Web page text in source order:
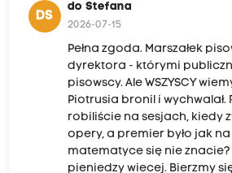
DS
do Stefana
2026-07-15
Pełna zgoda. Marszałek
dyrektora - którymi
pisowscy. Ale WSZYSCY
Piotrusia bronil i wychwalał.
robiliście na sesjach, kiedy
opery, a premier było jak
matematyce się nie
pieniedzy wiecej. Bierzmy